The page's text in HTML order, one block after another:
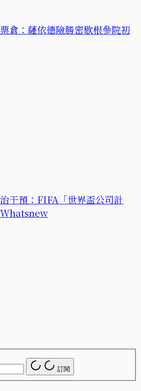
倉：薩依德險勝密歇根參院初
干預：FIFA「世界盃公司計
訂閱